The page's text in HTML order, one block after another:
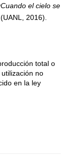
Cuando el cielo se
2016).
total o
no
en la ley